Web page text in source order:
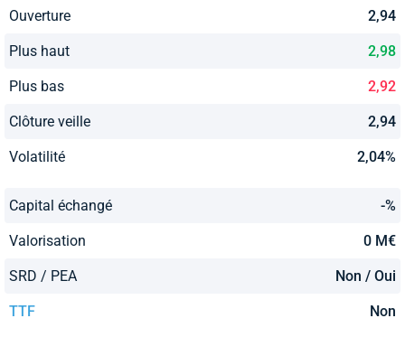
Ouverture 2,94
Plus haut 2,98
Plus bas 2,92
Clôture veille 2,94
Volatilité 2,04%
Capital échangé -%
Valorisation 0 M€
SRD / PEA Non / Oui
TTF Non